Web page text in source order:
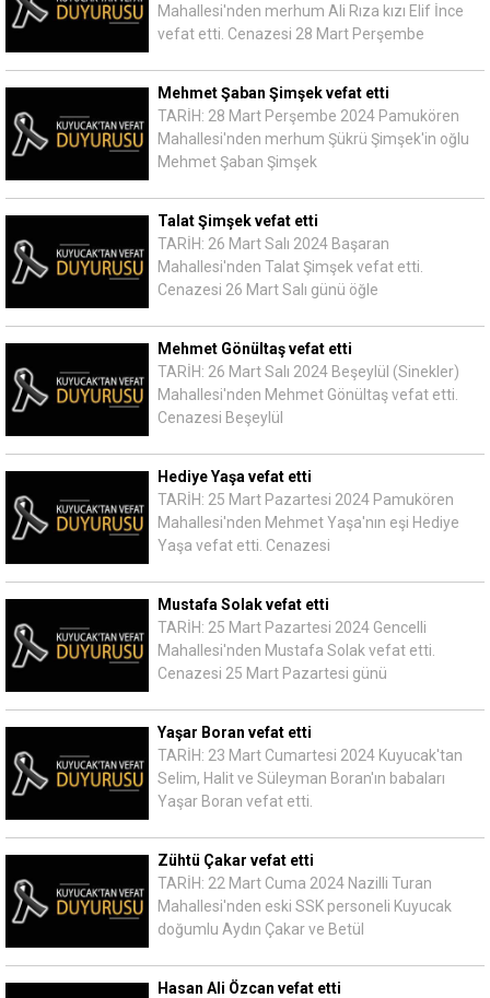
Mahallesi'nden merhum Ali Rıza kızı Elif İnce
vefat etti. Cenazesi 28 Mart Perşembe
Mehmet Şaban Şimşek vefat etti
TARİH: 28 Mart Perşembe 2024 Pamukören
Mahallesi'nden merhum Şükrü Şimşek'in oğlu
Mehmet Şaban Şimşek
Talat Şimşek vefat etti
TARİH: 26 Mart Salı 2024 Başaran
Mahallesi'nden Talat Şimşek vefat etti.
Cenazesi 26 Mart Salı günü öğle
Mehmet Gönültaş vefat etti
TARİH: 26 Mart Salı 2024 Beşeylül (Sinekler)
Mahallesi'nden Mehmet Gönültaş vefat etti.
Cenazesi Beşeylül
Hediye Yaşa vefat etti
TARİH: 25 Mart Pazartesi 2024 Pamukören
Mahallesi'nden Mehmet Yaşa'nın eşi Hediye
Yaşa vefat etti. Cenazesi
Mustafa Solak vefat etti
TARİH: 25 Mart Pazartesi 2024 Gencelli
Mahallesi'nden Mustafa Solak vefat etti.
Cenazesi 25 Mart Pazartesi günü
Yaşar Boran vefat etti
TARİH: 23 Mart Cumartesi 2024 Kuyucak'tan
Selim, Halit ve Süleyman Boran'ın babaları
Yaşar Boran vefat etti.
Zühtü Çakar vefat etti
TARİH: 22 Mart Cuma 2024 Nazilli Turan
Mahallesi'nden eski SSK personeli Kuyucak
doğumlu Aydın Çakar ve Betül
Hasan Ali Özcan vefat etti